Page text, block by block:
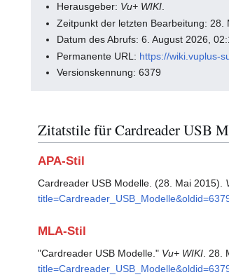
Herausgeber: Vu+ WIKI.
Zeitpunkt der letzten Bearbeitung: 28.
Datum des Abrufs: 6. August 2026,
Permanente URL: https://wiki.vuplus-
Versionskennung: 6379
Zitatstile für Cardreader USB
APA-Stil
Cardreader USB Modelle. (28. Mai 2015).
MLA-Stil
"Cardreader USB Modelle." Vu+ WIKI .